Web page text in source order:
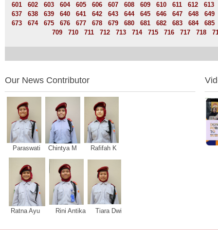
601
602 603 604 605 606 607 608 609 610 611 612
613
637
638 639 640 641 642 643 644 645 646 647 648
649
673
674 675 676 677 678 679 680 681 682 683 684
685
709
710 711 712 713 714 715 716 717 718
Our News Contributor
Paraswati Chintya M Rafifah K
Ratna Ayu Rini Antika Tiara Dwi